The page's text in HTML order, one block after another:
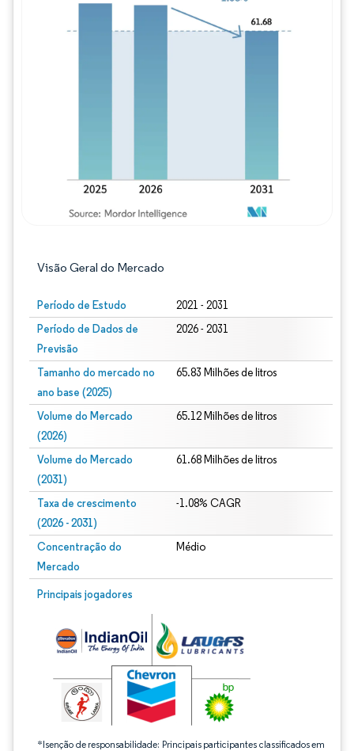
Visão Geral do Mercado
Período de Estudo 2021 - 2031
Período de Dados de
Previsão
2026 - 2031
Tamanho do mercado no
ano base (2025)
65.83 Milhões de litros
Volume do Mercado
(2026)
65.12 Milhões de litros
Volume do Mercado
(2031)
61.68 Milhões de litros
Taxa de crescimento
(2026 - 2031)
-1.08% CAGR
Concentração do
Mercado
Médio
Principais jogadores
*Isenção de responsabilidade: Principais participantes classificados em
Imagem © Mordor Intelligence. O reuso requer atribuição conforme CC BY 4.0.